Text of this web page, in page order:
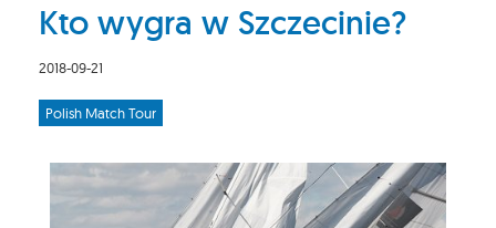
Kto wygra w Szczecinie?
2018-09-21
Polish Match Tour